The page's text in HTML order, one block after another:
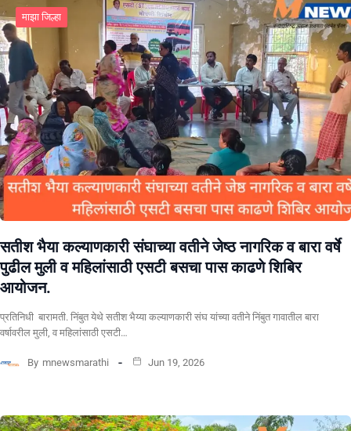
माझा जिल्हा
सतीश भैया कल्याणकारी संघाच्या वतीने जेष्ठ नागरिक व बारा वर्षे
पुढील मुली व महिलांसाठी एसटी बसचा पास काढणे शिबिर
आयोजन.
प्रतिनिधी बारामती. निंबुत येथे सतीश भैय्या कल्याणकारी संघ यांच्या वतीने निंबुत गावातील बारा
वर्षावरील मुली, व महिलांसाठी एसटी…
By mnewsmarathi Jun 19, 2026